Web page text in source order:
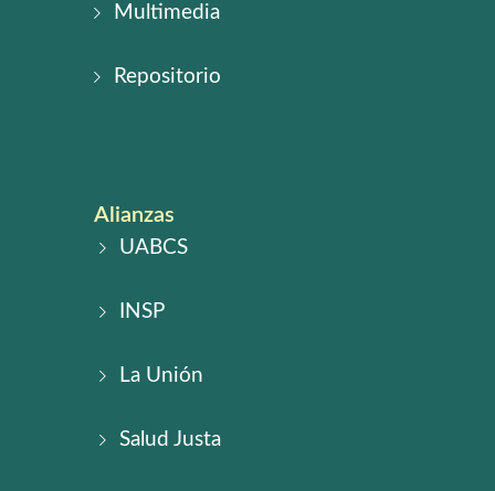
Multimedia
Repositorio
Alianzas
UABCS
INSP
La Unión
Salud Justa